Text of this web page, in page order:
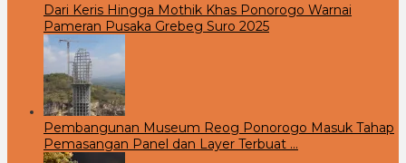
Dari Keris Hingga Mothik Khas Ponorogo Warnai
Pameran Pusaka Grebeg Suro 2025
Pembangunan Museum Reog Ponorogo Masuk Tahap
Pemasangan Panel dan Layer Terbuat …